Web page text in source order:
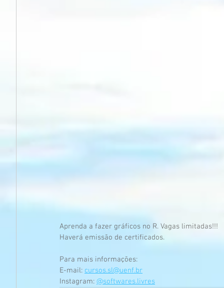
Aprenda a fazer gráficos no R. Vagas limitadas!!!
Haverá emissão de certificados.
Para mais informações:
E-mail: cursos.sl@uenf.br
Instagram: @softwares.livres